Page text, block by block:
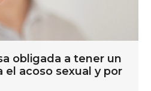
obligada a tener un
acoso sexual y por